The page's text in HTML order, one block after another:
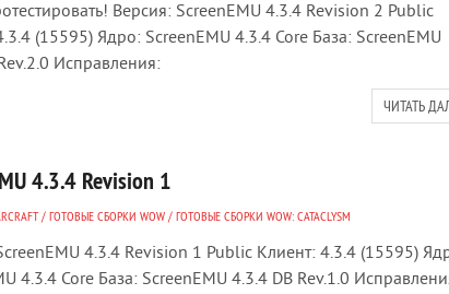
Версия: ScreenEMU 4.3.4 Revision 2 Public
(15595) Ядро: ScreenEMU 4.3.4 Core База: ScreenEMU
Исправления:
ЧИТАТЬ
4.3.4 Revision 1
/ ГОТОВЫЕ СБОРКИ WOW / ГОТОВЫЕ СБОРКИ WOW: CATACLYSM
4.3.4 Revision 1 Public Клиент: 4.3.4 (15595)
4.3.4 Core База: ScreenEMU 4.3.4 DB Rev.1.0